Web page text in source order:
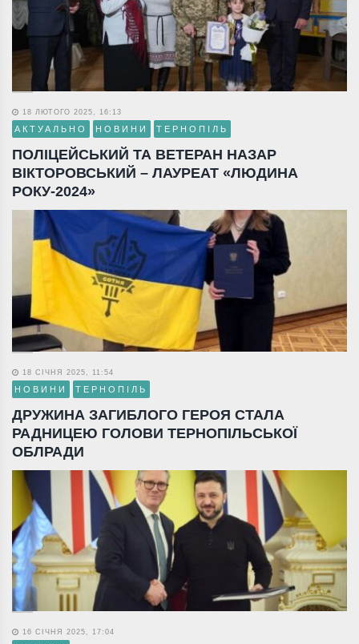
18 ЛЮТОГО 2025, 16:13
АКТУАЛЬНО НОВИНИ ТЕРНОПІЛЬ
ПОЛІЦЕЙСЬКИЙ ТА ВЕТЕРАН НАЗАР
ВІКТОРОВСЬКИЙ – ЛАУРЕАТ «ЛЮДИНА
РОКУ-2024»
18 СІЧНЯ 2025, 11:54
НОВИНИ ТЕРНОПІЛЬ
ДРУЖИНА ЗАГИБЛОГО ГЕРОЯ СТАЛА
РАДНИЦЕЮ ГОЛОВИ ТЕРНОПІЛЬСЬКОЇ
ОБЛРАДИ
16 СІЧНЯ 2025, 17:04